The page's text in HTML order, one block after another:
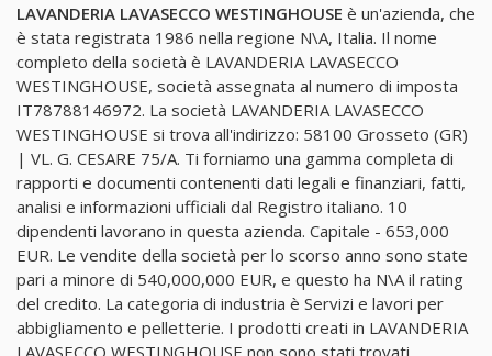
LAVANDERIA LAVASECCO WESTINGHOUSE è un'azienda, che
è stata registrata 1986 nella regione N\A, Italia. Il nome
completo della società è LAVANDERIA LAVASECCO
WESTINGHOUSE, società assegnata al numero di imposta
IT78788146972. La società LAVANDERIA LAVASECCO
WESTINGHOUSE si trova all'indirizzo: 58100 Grosseto (GR)
| VL. G. CESARE 75/A. Ti forniamo una gamma completa di
rapporti e documenti contenenti dati legali e finanziari, fatti,
analisi e informazioni ufficiali dal Registro italiano. 10
dipendenti lavorano in questa azienda. Capitale - 653,000
EUR. Le vendite della società per lo scorso anno sono state
pari a minore di 540,000,000 EUR, e questo ha N\A il rating
del credito. La categoria di industria è Servizi e lavori per
abbigliamento e pelletterie. I prodotti creati in LAVANDERIA
LAVASECCO WESTINGHOUSE non sono stati trovati.